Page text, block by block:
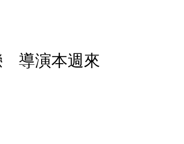
導演本週來